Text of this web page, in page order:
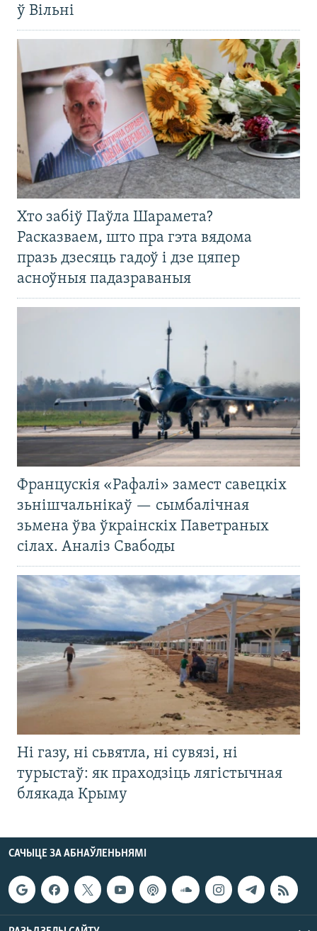
ў Вільні
Хто забіў Паўла Шарамета?
Расказваем, што пра гэта вядома
празь дзесяць гадоў і дзе цяпер
асноўныя падазраваныя
Францускія «Рафалі» замест савецкіх
зьнішчальнікаў — сымбалічная
зьмена ўва ўкраінскіх Паветраных
сілах. Аналіз Свабоды
Ні газу, ні сьвятла, ні сувязі, ні
турыстаў: як праходзіць лягістычная
блякада Крыму
САЧЫЦЕ ЗА АБНАЎЛЕНЬНЯМІ